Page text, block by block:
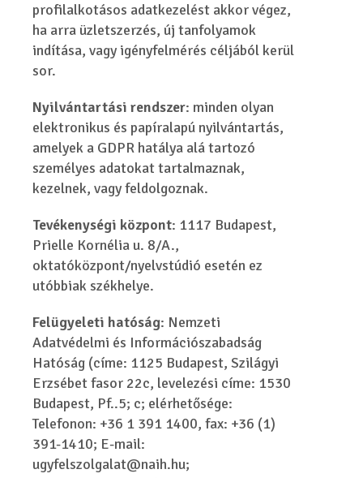
profilalkotásos adatkezelést akkor végez,
ha arra üzletszerzés, új tanfolyamok
indítása, vagy igényfelmérés céljából kerül
sor.
Nyilvántartási rendszer: minden olyan
elektronikus és papíralapú nyilvántartás,
amelyek a GDPR hatálya alá tartozó
személyes adatokat tartalmaznak,
kezelnek, vagy feldolgoznak.
Tevékenységi központ: 1117 Budapest,
Prielle Kornélia u. 8/A.,
oktatóközpont/nyelvstúdió esetén ez
utóbbiak székhelye.
Felügyeleti hatóság: Nemzeti
Adatvédelmi és Információszabadság
Hatóság (címe: 1125 Budapest, Szilágyi
Erzsébet fasor 22c, levelezési címe: 1530
Budapest, Pf..5; c; elérhetősége:
Telefonon: +36 1 391 1400, fax: +36 (1)
391-1410; E-mail:
ugyfelszolgalat@naih.hu;